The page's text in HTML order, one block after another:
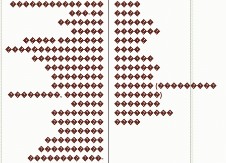
����������� ���
���-��
�������
�����
����� �������
���������������
�����������
���������
��������
��������
��������, ������
�����
��������
��������
�������
���������
����������
�������� ���-
����
����
������
�������
�����
����
������
�������
������
������ (���������
�������)
�������
���������
����